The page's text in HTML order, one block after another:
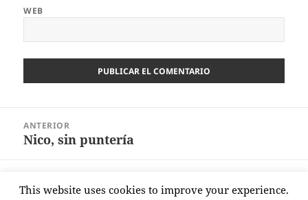
WEB
entradas
ANTERIOR
Entrada
Nico, sin puntería
Entrada
Superioridad rojiblanca
This website uses cookies to improve your experience.